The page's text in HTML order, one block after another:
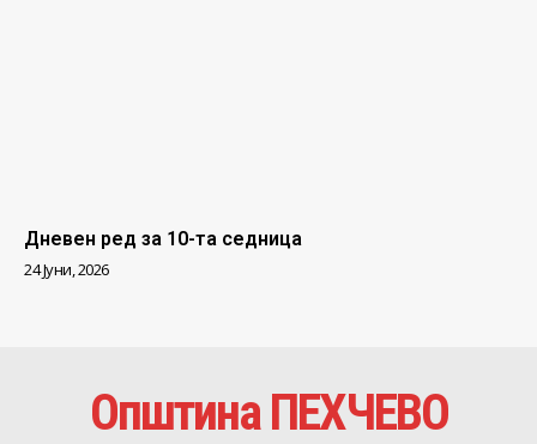
Дневен ред за 10-та седница
24 Јуни, 2026
Општина ПЕХЧЕВО